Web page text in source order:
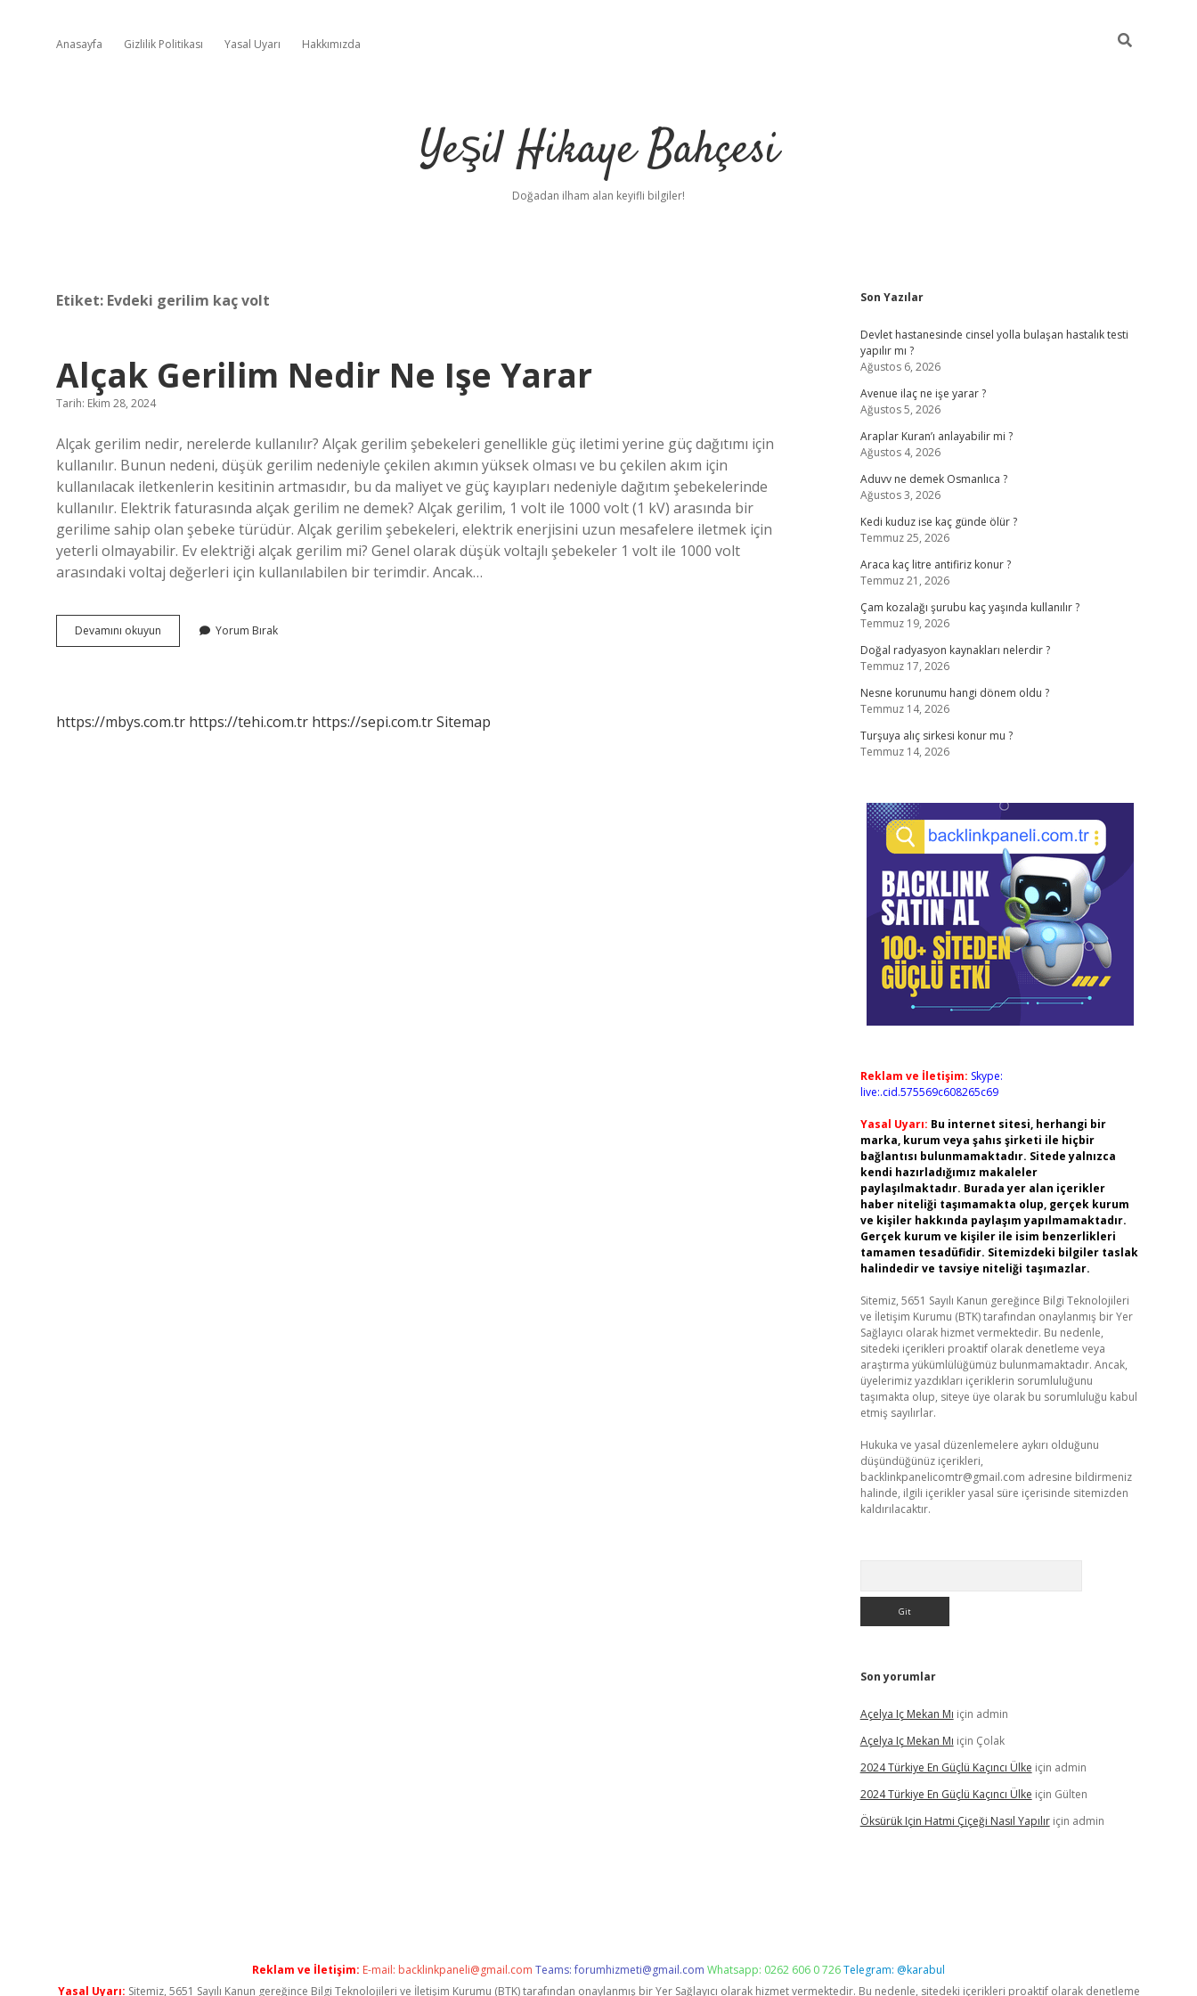
Anasayfa Gizlilik Politikası Yasal Uyarı Hakkımızda
Yeşil Hikaye Bahçesi
Doğadan ilham alan keyifli bilgiler!
Etiket: Evdeki gerilim kaç volt
Alçak Gerilim Nedir Ne Işe Yarar
Tarih: Ekim 28, 2024
Alçak gerilim nedir, nerelerde kullanılır? Alçak gerilim şebekeleri genellikle güç iletimi yerine güç dağıtımı için
kullanılır. Bunun nedeni, düşük gerilim nedeniyle çekilen akımın yüksek olması ve bu çekilen akım için
kullanılacak iletkenlerin kesitinin artmasıdır, bu da maliyet ve güç kayıpları nedeniyle dağıtım şebekelerinde
kullanılır. Elektrik faturasında alçak gerilim ne demek? Alçak gerilim, 1 volt ile 1000 volt (1 kV) arasında bir
gerilime sahip olan şebeke türüdür. Alçak gerilim şebekeleri, elektrik enerjisini uzun mesafelere iletmek için
yeterli olmayabilir. Ev elektriği alçak gerilim mi? Genel olarak düşük voltajlı şebekeler 1 volt ile 1000 volt
arasındaki voltaj değerleri için kullanılabilen bir terimdir. Ancak…
Devamını okuyun
Gerilim
Yorum Bırak
https://mbys.com.tr https://tehi.com.tr https://sepi.com.trSitemap
Sidebar
Son Yazılar
Devlet hastanesinde cinsel yolla bulaşan hastalık testi
yapılır mı ?
Ağustos 6, 2026
Avenue ilaç ne işe yarar ?
Ağustos 5, 2026
Araplar Kuran’ı anlayabilir mi ?
Ağustos 4, 2026
Aduvv ne demek Osmanlıca ?
Ağustos 3, 2026
Kedi kuduz ise kaç günde ölür ?
Temmuz 25, 2026
Araca kaç litre antifiriz konur ?
Temmuz 21, 2026
Çam kozalağı şurubu kaç yaşında kullanılır ?
Temmuz 19, 2026
Doğal radyasyon kaynakları nelerdir ?
Temmuz 17, 2026
Nesne korunumu hangi dönem oldu ?
Temmuz 14, 2026
Turşuya alıç sirkesi konur mu ?
Temmuz 14, 2026
Reklam ve İletişim: Skype:
live:.cid.575569c608265c69
Yasal Uyarı: Bu internet sitesi, herhangi bir
marka, kurum veya şahıs şirketi ile hiçbir
bağlantısı bulunmamaktadır. Sitede yalnızca
kendi hazırladığımız makaleler
paylaşılmaktadır. Burada yer alan içerikler
haber niteliği taşımamakta olup, gerçek kurum
ve kişiler hakkında paylaşım yapılmamaktadır.
Gerçek kurum ve kişiler ile isim benzerlikleri
tamamen tesadüfidir. Sitemizdeki bilgiler taslak
halindedir ve tavsiye niteliği taşımazlar.
Sitemiz, 5651 Sayılı Kanun gereğince Bilgi Teknolojileri
ve İletişim Kurumu (BTK) tarafından onaylanmış bir Yer
Sağlayıcı olarak hizmet vermektedir. Bu nedenle,
sitedeki içerikleri proaktif olarak denetleme veya
araştırma yükümlülüğümüz bulunmamaktadır. Ancak,
üyelerimiz yazdıkları içeriklerin sorumluluğunu
taşımakta olup, siteye üye olarak bu sorumluluğu kabul
etmiş sayılırlar.
Hukuka ve yasal düzenlemelere aykırı olduğunu
düşündüğünüz içerikleri,
backlinkpanelicomtr@gmail.com adresine bildirmeniz
halinde, ilgili içerikler yasal süre içerisinde sitemizden
kaldırılacaktır.
Son yorumlar
Açelya Iç Mekan Mı için admin
Açelya Iç Mekan Mı için Çolak
2024 Türkiye En Güçlü Kaçıncı Ülke için admin
2024 Türkiye En Güçlü Kaçıncı Ülke için Gülten
Öksürük Için Hatmi Çiçeği Nasıl Yapılıriçin admin
Reklam ve İletişim: E-mail: backlinkpaneli@gmail.com Teams:forumhizmeti@gmail.com Whatsapp: 0262 606 0 726Telegram: @karabul
Yasal Uyarı: Sitemiz, 5651 Sayılı Kanun gereğince Bilgi Teknolojileri ve İletişim Kurumu (BTK) tarafından onaylanmış bir Yer Sağlayıcı olarak hizmet vermektedir. Bu nedenle, sitedeki içerikleri proaktif olarak denetleme